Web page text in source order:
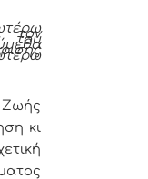
τον
του
κι